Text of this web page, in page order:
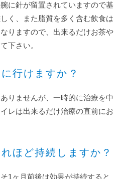
に針が留置されていますので基
く、また脂質を多く含む飲食は
りますので、出来るだけお茶や
下さい。
行けますか？
りませんが、一時的に治療を中
レは出来るだけ治療の直前にお
ほど持続しますか？
1ヶ月前後は効果が持続すると